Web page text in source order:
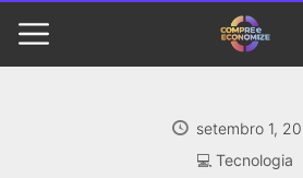
setembro 1,
‍💻 Tecnologia